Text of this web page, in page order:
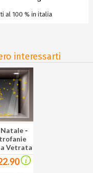
al 100 % in italia
interessarti
-
Vetrata